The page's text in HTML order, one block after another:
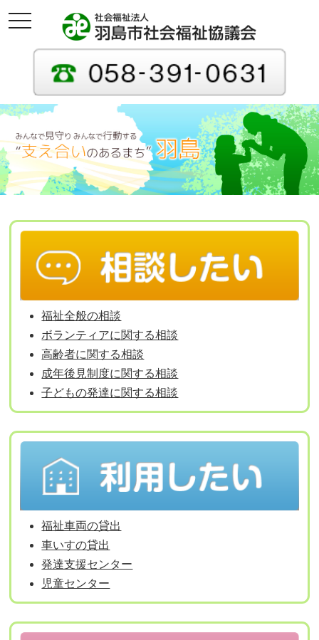
toggle
navigation
福祉全般の相談
ボランティアに関する相談
高齢者に関する相談
成年後見制度に関する相談
子どもの発達に関する相談
福祉車両の貸出
車いすの貸出
発達支援センター
児童センター